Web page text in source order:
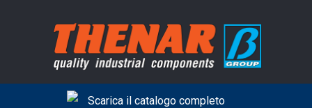
Scarica il catalogo completo